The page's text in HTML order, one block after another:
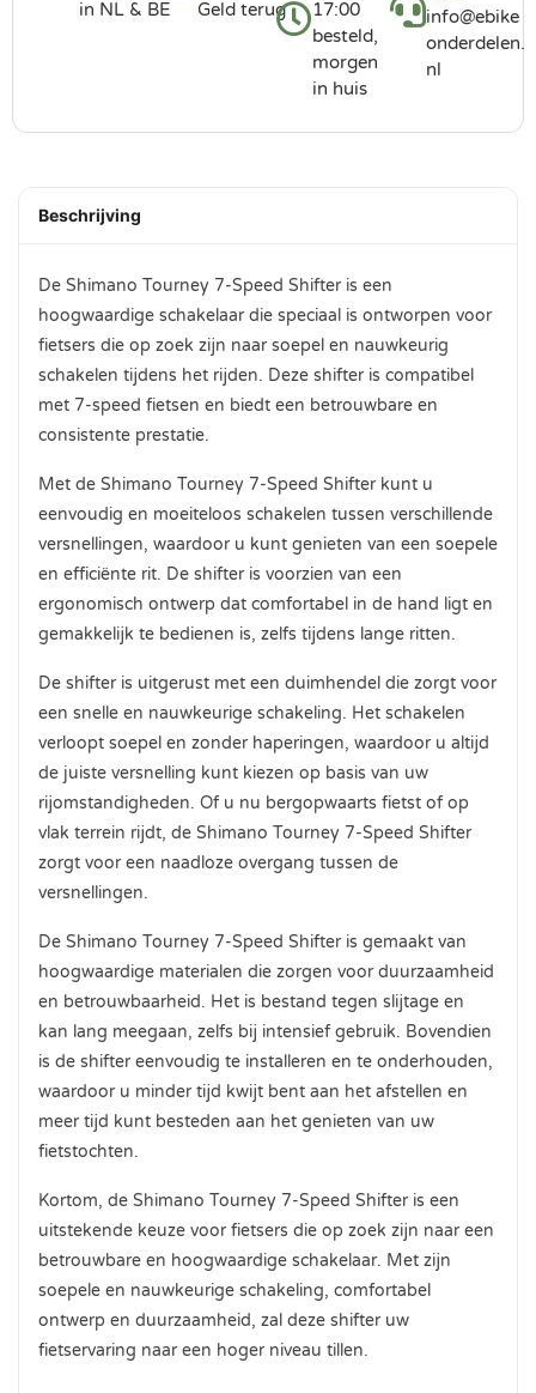
in NL & BE
Geld terug
17:00
besteld,
morgen
in huis
info@ebike
onderdelen.
nl
Beschrijving
De Shimano Tourney 7-Speed Shifter is een
hoogwaardige schakelaar die speciaal is ontworpen voor
fietsers die op zoek zijn naar soepel en nauwkeurig
schakelen tijdens het rijden. Deze shifter is compatibel
met 7-speed fietsen en biedt een betrouwbare en
consistente prestatie.
Met de Shimano Tourney 7-Speed Shifter kunt u
eenvoudig en moeiteloos schakelen tussen verschillende
versnellingen, waardoor u kunt genieten van een soepele
en efficiënte rit. De shifter is voorzien van een
ergonomisch ontwerp dat comfortabel in de hand ligt en
gemakkelijk te bedienen is, zelfs tijdens lange ritten.
De shifter is uitgerust met een duimhendel die zorgt voor
een snelle en nauwkeurige schakeling. Het schakelen
verloopt soepel en zonder haperingen, waardoor u altijd
de juiste versnelling kunt kiezen op basis van uw
rijomstandigheden. Of u nu bergopwaarts fietst of op
vlak terrein rijdt, de Shimano Tourney 7-Speed Shifter
zorgt voor een naadloze overgang tussen de
versnellingen.
De Shimano Tourney 7-Speed Shifter is gemaakt van
hoogwaardige materialen die zorgen voor duurzaamheid
en betrouwbaarheid. Het is bestand tegen slijtage en
kan lang meegaan, zelfs bij intensief gebruik. Bovendien
is de shifter eenvoudig te installeren en te onderhouden,
waardoor u minder tijd kwijt bent aan het afstellen en
meer tijd kunt besteden aan het genieten van uw
fietstochten.
Kortom, de Shimano Tourney 7-Speed Shifter is een
uitstekende keuze voor fietsers die op zoek zijn naar een
betrouwbare en hoogwaardige schakelaar. Met zijn
soepele en nauwkeurige schakeling, comfortabel
ontwerp en duurzaamheid, zal deze shifter uw
fietservaring naar een hoger niveau tillen.